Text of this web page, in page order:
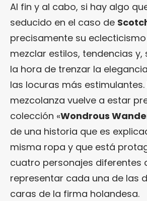
Al fin y al cabo, si hay algo
seducido en el caso de
precisamente su
mezclar estilos, tendencias y,
la hora de trenzar la
las locuras más estimulantes.
mezcolanza vuelve a estar
colección «Wondrous
de una historia que es
misma ropa y que está
cuatro personajes diferentes
representar cada una de las
caras de la firma holandesa.